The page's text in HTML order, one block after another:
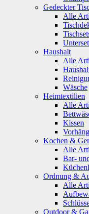
Gedeckter
Alle
Haushalt
Alle
Wäsche
Heimtextilien
Alle
Kissen
Kochen &
Alle
Bar-
Ordnung &
Alle
Outdoor &